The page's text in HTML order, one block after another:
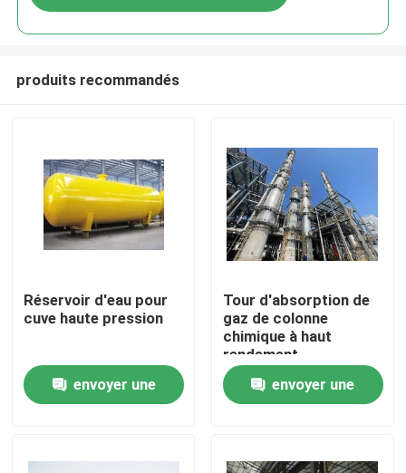
À la maison
Vidéos
À propos de nous
produits recommandés
Réservoir d'eau pour
cuve haute pression
envoyer une
Tour d'absorption de
gaz de colonne
chimique à haut
rendement
énergétique
envoyer une